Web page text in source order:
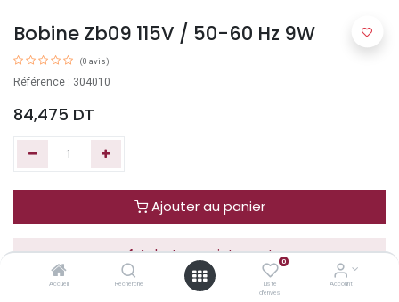
Accueil Recherche
0
Liste
d'envies
Account
Bobine Zb09 115V / 50-60 Hz 9W
(0 avis)
Référence : 304010
84,475 DT
Ajouter au panier
Acheter maintenant